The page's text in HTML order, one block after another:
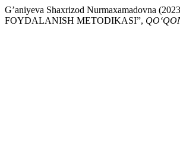
G’aniyeva Shaxrizod Nurmaxamadovna
FOYDALANISH METODIKASI”,